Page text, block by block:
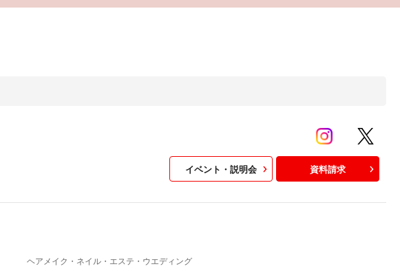
イベント・説明会 資料請求
ヘアメイク・ネイル・エステ・ウエディング